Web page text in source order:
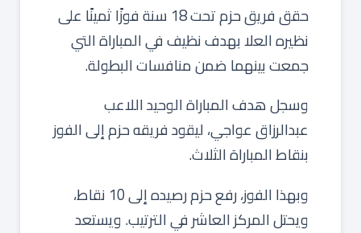
حقق فريق حزم تحت 18 سنة فوزًا ثمينًا على
نظيره العلا بهدف نظيف في المباراة التي
جمعت بينهما ضمن منافسات البطولة.
وسجل هدف المباراة الوحيد اللاعب
عبدالرزاق عواجي، ليقود فريقه حزم إلى الفوز
بنقاط المباراة الثلاث.
وبهذا الفوز، رفع حزم رصيده إلى 10 نقاط،
ويحتل المركز العاشر في الترتيب. ويستعد